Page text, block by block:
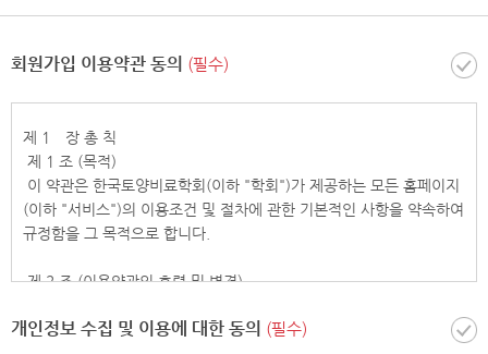
회원가입 이용약관 동의 (필수)
제 1 장 총 칙
제 1 조 (목적)
이 약관은 한국토양비료학회(이하 "학회")가 제공하는 모든 홈페이지
(이하 "서비스")의 이용조건 및 절차에 관한 기본적인 사항을 약속하여
규정함을 그 목적으로 합니다.
제 2 조 (이용약관의 효력 및 변경)
회원에게 공지함으로써 효력을 발생합니다.
개인정보 수집 및 이용에 대한 동의 (필수)